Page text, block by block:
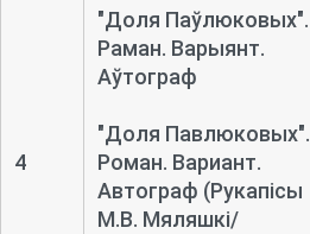
4
"Доля Паўлюковых".
Раман. Варыянт.
Аўтограф
"Доля Павлюковых".
Роман. Вариант.
Автограф (Рукапісы
М.В. Мяляшкі/